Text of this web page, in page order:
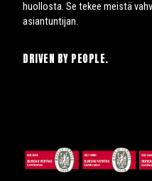
huollosta. Se tekee meistä
asiantuntijan.
DRIVEN BY PEOPLE.